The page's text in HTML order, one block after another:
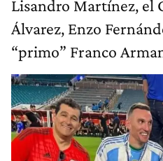
Lisandro Martínez, el
Álvarez, Enzo
“primo” Franco